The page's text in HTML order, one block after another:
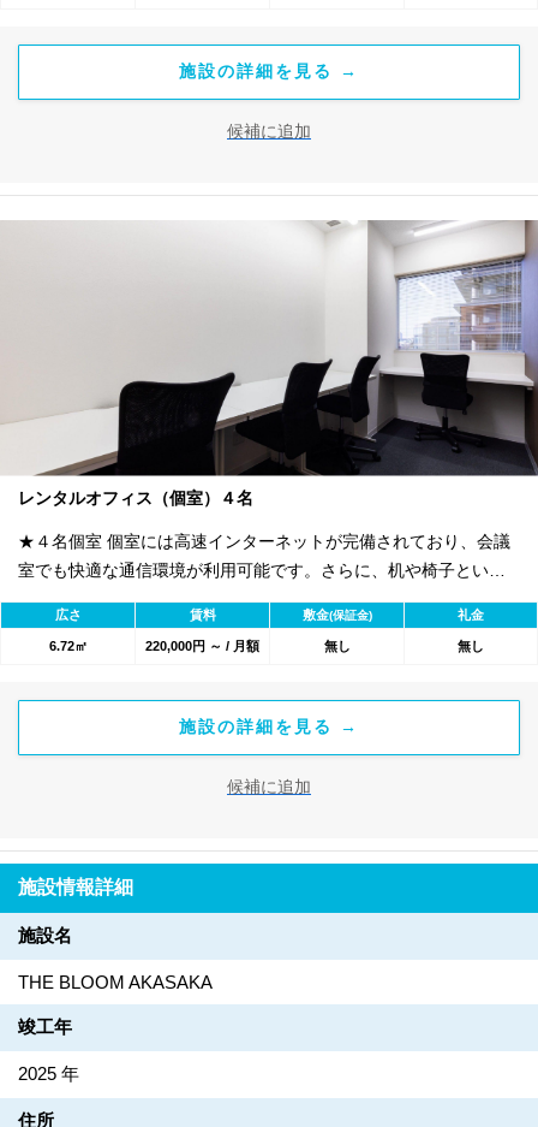
施設の詳細を見る →
候補に追加
レンタルオフィス（個室）４名
★４名個室 個室には高速インターネットが完備されており、会議
室でも快適な通信環境が利用可能です。さらに、机や椅子といっ
たオフィス家具も無料で設置されているため、初期費用を大幅に
抑えることができます。オフィスに必要な設備が整っているの
で、入居後すぐに業務を開始することが可能です。
広さ 賃料 敷金(保証金) 礼金
6.72㎡ 220,000円 ～ / 月額 無し 無し
施設の詳細を見る →
候補に追加
施設情報詳細
施設名
THE BLOOM AKASAKA
竣工年
2025 年
住所